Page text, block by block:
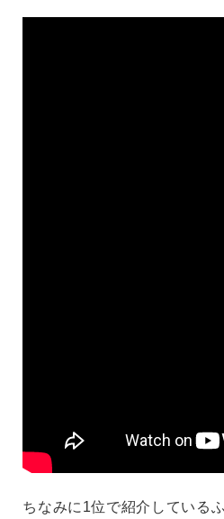
ちなみに1位で紹介している